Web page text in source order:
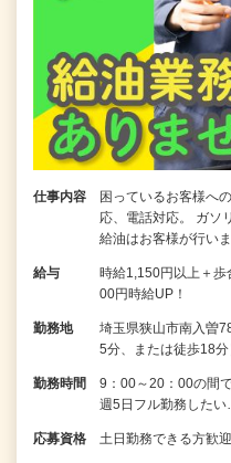
仕事内容
困っているお客様へ
応、電話対応。 ガソ
給油はお客様が行い
給与
時給1,150円以上＋
00円時給UP！
勤務地
埼玉県狭山市南入曽
5分、または徒歩18分
勤務時間
9：00～20：00の間
週5日フル勤務したい…
応募資格 土日勤務できる方